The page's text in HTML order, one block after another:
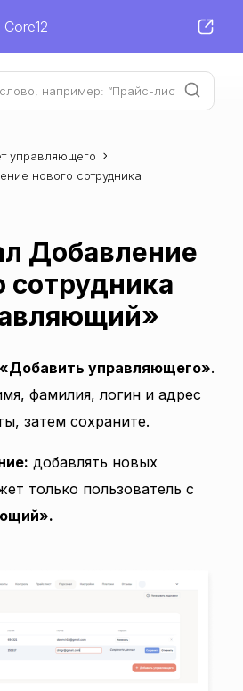
управляющего
нового сотрудника
Добавление
сотрудника
«Добавить управляющего».
фамилия, логин и адрес
затем сохраните.
добавлять новых
только пользователь с